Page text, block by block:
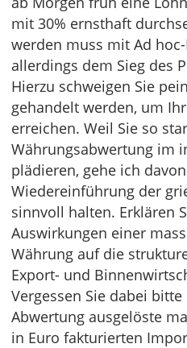
mit 30% ernsthaft
werden muss mit Ad
allerdings dem Sieg des
Hierzu schweigen Sie
gehandelt werden, um
erreichen. Weil Sie so
Währungsabwertung im
plädieren, gehe ich
Wiedereinführung der
sinnvoll halten. Erklären
Auswirkungen einer
Währung auf die
Export- und
Vergessen Sie dabei
Abwertung ausgelöste
in Euro fakturierten